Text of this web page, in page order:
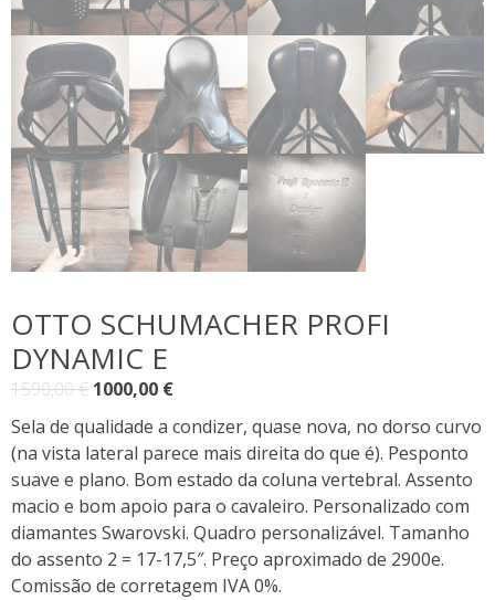
OTTO SCHUMACHER PROFI
DYNAMIC E
1590,00€ O
preço
original
era:
1590,00 €.
1000,00 €O
preço
atual
é:
1000,00 €.
Sela de qualidade a condizer, quase nova, no dorso curvo
(na vista lateral parece mais direita do que é). Pesponto
suave e plano. Bom estado da coluna vertebral. Assento
macio e bom apoio para o cavaleiro. Personalizado com
diamantes Swarovski. Quadro personalizável. Tamanho
do assento 2 = 17-17,5″. Preço aproximado de 2900e.
Comissão de corretagem IVA 0%.